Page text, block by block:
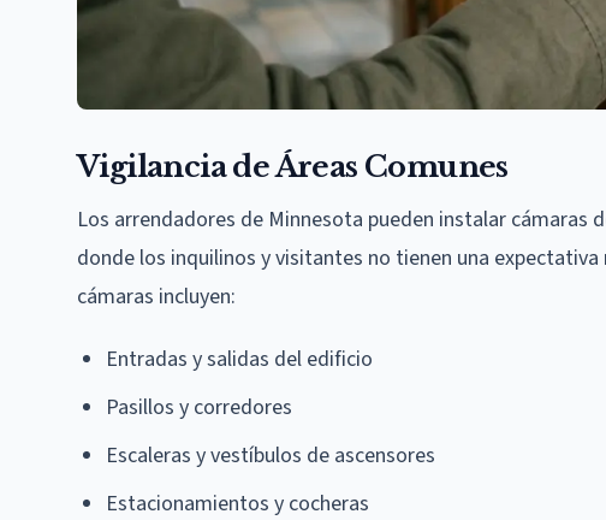
Vigilancia de Áreas Comunes
Los arrendadores de Minnesota pueden instalar cámaras
donde los inquilinos y visitantes no tienen una
cámaras incluyen:
Entradas y salidas del edificio
Pasillos y corredores
Escaleras y vestíbulos de ascensores
Estacionamientos y cocheras